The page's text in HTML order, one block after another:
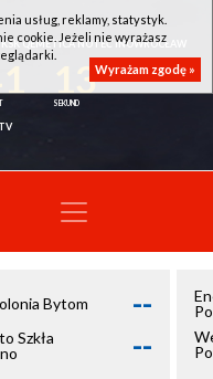
QEMETICA NOTEĆ INOWROCŁAW
13
Bytom --
Szkła
--
usług, reklamy, statystyk.
cookie. Jeżeli nie wyrażasz
Wyrażam zgodę »